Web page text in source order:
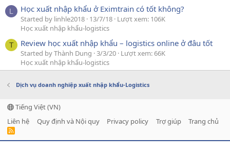
L Học xuất nhập khẩu ở Eximtrain có tốt không?
Started by linhle2018 13/7/18 Lượt xem: 106K
Học xuất nhập khẩu-logistics
T Review học xuất nhập khẩu – logistics online ở đâu tốt
Started by Thành Dung 3/3/20 Lượt xem: 66K
Học xuất nhập khẩu-logistics
Dịch vụ doanh nghiệp xuất nhập khẩu-Logistics
Tiếng Việt (VN)
Liên hệ
Quy định và Nội quy Privacy policy Trợ giúp Trang chủ
R